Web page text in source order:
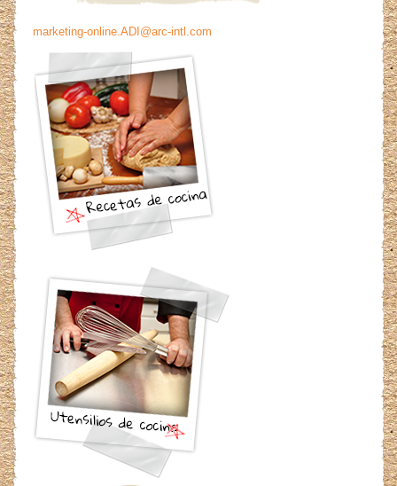
marketing-online.ADI@arc-intl.com